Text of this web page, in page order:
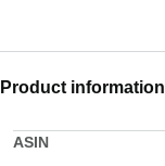
Product information
ASIN